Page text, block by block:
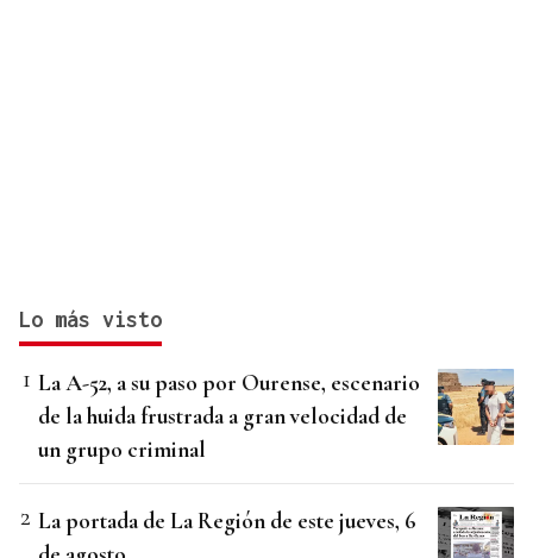
Lo más visto
La A-52, a su paso por Ourense, escenario
de la huida frustrada a gran velocidad de
un grupo criminal
La portada de La Región de este jueves, 6